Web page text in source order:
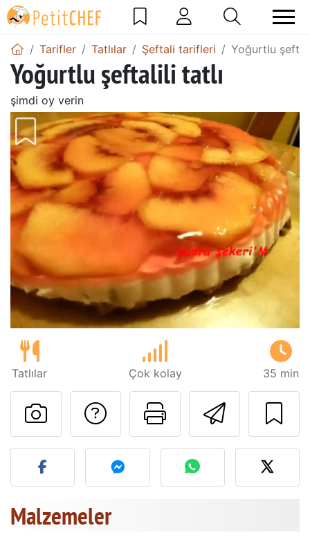
Tarifler Tatlılar Şeftali tarifleri Yoğurtlu
Yoğurtlu şeftalili tatlı
şimdi oy verin
Tatlılar Çok kolay 35 min
Bu sayfayı
Tarif sahibine bir
Bu tarifin fotoğrafını
Malzemeler